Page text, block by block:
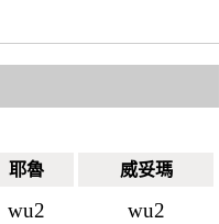
耶魯 威妥瑪
wu2
wu2